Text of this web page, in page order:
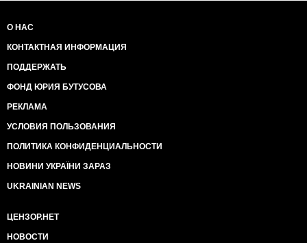
О НАС
КОНТАКТНАЯ ИНФОРМАЦИЯ
ПОДДЕРЖАТЬ
ФОНД ЮРИЯ БУТУСОВА
РЕКЛАМА
УСЛОВИЯ ПОЛЬЗОВАНИЯ
ПОЛИТИКА КОНФИДЕНЦИАЛЬНОСТИ
НОВИНИ УКРАЇНИ ЗАРАЗ
UKRAINIAN NEWS
ЦЕНЗОР.НЕТ
НОВОСТИ